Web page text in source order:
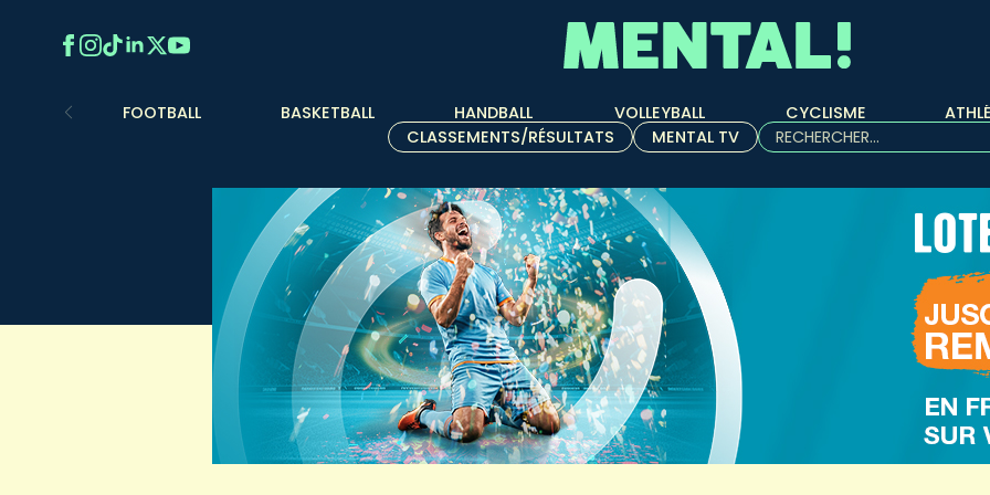
FOOTBALL BASKETBALL HANDBALL VOLLEYBALL CYCLISME
CLASSEMENTS/RÉSULTATS
MENTAL TV
Rechercher :